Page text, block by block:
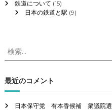
鉄道について (15)
日本の鉄道と駅 (9)
検
索
象
:
最近のコメント
日本保守党 有本香候補 衆議院